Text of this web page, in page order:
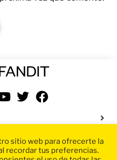
sitio web para ofrecerte la
recordar tus preferencias.